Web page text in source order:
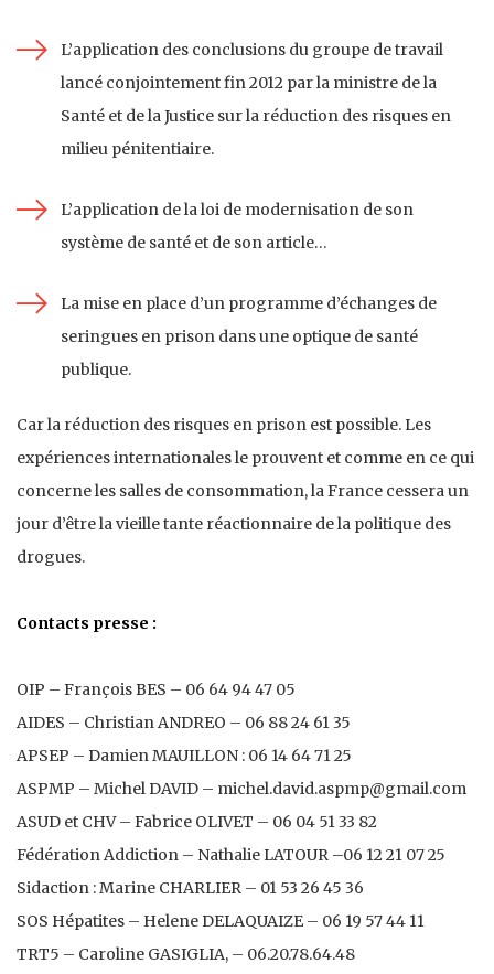
L’application des conclusions du groupe de travail
lancé conjointement fin 2012 par la ministre de la
Santé et de la Justice sur la réduction des risques en
milieu pénitentiaire.
L’application de la loi de modernisation de son
système de santé et de son article…
La mise en place d’un programme d’échanges de
seringues en prison dans une optique de santé
publique.
Car la réduction des risques en prison est possible. Les
expériences internationales le prouvent et comme en ce qui
concerne les salles de consommation, la France cessera un
jour d’être la vieille tante réactionnaire de la politique des
drogues.
Contacts presse :
OIP – François BES – 06 64 94 47 05
AIDES – Christian ANDREO – 06 88 24 61 35
APSEP – Damien MAUILLON : 06 14 64 71 25
ASPMP – Michel DAVID – michel.david.aspmp@gmail.com
ASUD et CHV – Fabrice OLIVET – 06 04 51 33 82
Fédération Addiction – Nathalie LATOUR –06 12 21 07 25
Sidaction : Marine CHARLIER – 01 53 26 45 36
SOS Hépatites – Helene DELAQUAIZE – 06 19 57 44 11
TRT5 – Caroline GASIGLIA, – 06.20.78.64.48